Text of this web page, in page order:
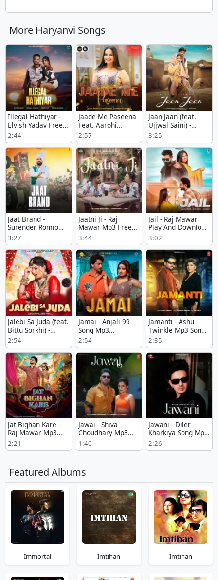
More Haryanvi Songs
Illegal Hathiyar -
Elvish Yadav Free
Mp3 Song
2:44
Jaade Me Paseena
Feat. Aarohi
Raghav - Anjali99
mp3 song
download
2:57
Jaan Jaan (feat.
Ujjwal Saini) -
Renuka Panwar
Mp3
3:25
Jaat Brand -
Surender Romio
Play And Download
mp3 song
3:27
Jaatni Ji - Raj
Mawar Mp3 Free
Download
3:44
Jail - Raj Mawar
Play And Download
mp3 song
3:02
Jalebi Sa Juda (feat.
Bittu Sorkhi) -
Swara Verma Song
Download
2:54
Jamai - Anjali 99
Song Mp3
Download
2:54
Jamanti - Ashu
Twinkle Mp3 Song
Download Now
2:35
Jat Bighan Kare -
Raj Mawar Mp3
Free Download
2:21
Jawai - Shiva
Choudhary Mp3
Song Download
Now
1:40
Jawani - Diler
Kharkiya Song Mp3
Download
2:26
Featured Albums
Immortal Imtihan Imtihan